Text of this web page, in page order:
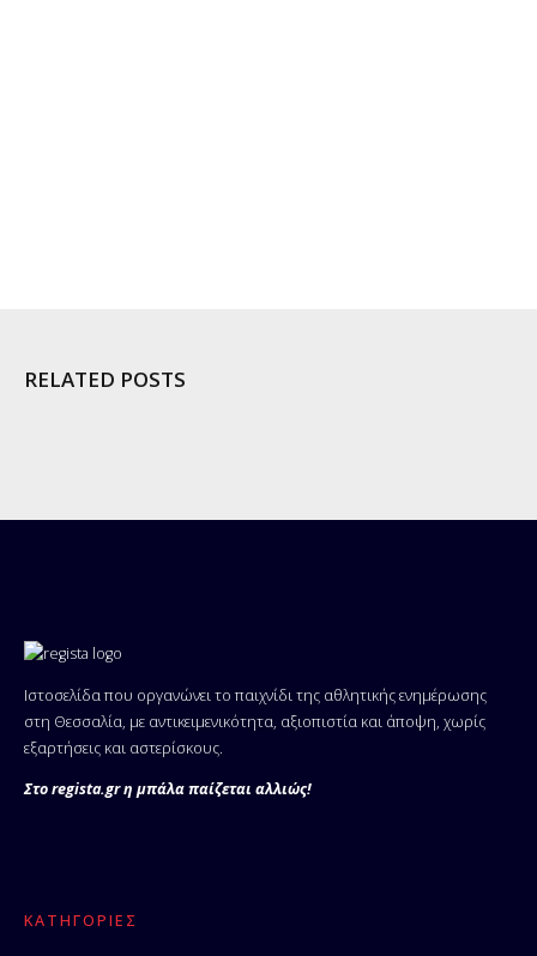
RELATED POSTS
Ιστοσελίδα που οργανώνει το παιχνίδι της αθλητικής ενημέρωσης
στη Θεσσαλία, με αντικειμενικότητα, αξιοπιστία και άποψη, χωρίς
εξαρτήσεις και αστερίσκους.
Στο regista.gr η μπάλα παίζεται αλλιώς!
ΚΑΤΗΓΟΡΊΕΣ